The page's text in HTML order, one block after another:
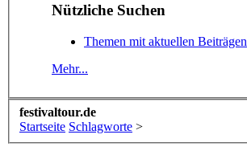
Nützliche Suchen
Themen mit aktuellen Beiträgen
Mehr...
festivaltour.de
Startseite Schlagworte >